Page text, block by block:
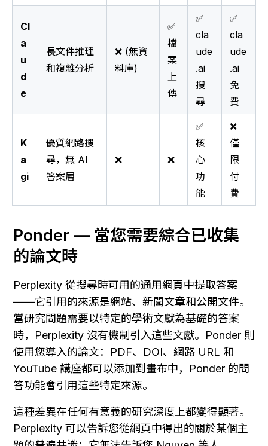
Cl
a
u
d
e
長文件推理
和複雜分析
❌ (無資
料庫)
✅
檔
案
上
傳
✅
cla
ude
.ai
搜
尋
✅
cla
ude
.ai
免
費
K
a
gi
優質網路搜
尋，無 AI
答案層
❌ ❌
✅
核
心
功
能
❌
僅
限
付
費
Ponder — 當您需要綜合已收集
的論文時
Perplexity 從搜尋時可用的通用網頁中提取答案
——它引用的來源是網站、新聞文章和公開文件。
當研究問題需要以特定的學術文獻為基礎的答案
時，Perplexity 沒有機制引入這些文獻。Ponder 則
使用您導入的論文：PDF、DOI、網路 URL 和
YouTube 講座都可以添加到畫布中，Ponder 的問
答功能會引用這些特定來源。
這種差異在任何有意義的研究深度上都變得顯著。
Perplexity 可以告訴您從網頁中得出的關於某個主